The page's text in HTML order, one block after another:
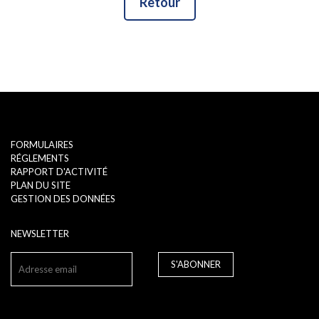
FORMULAIRES
RÉGLEMENTS
RAPPORT D'ACTIVITÉ
PLAN DU SITE
GESTION DES DONNÉES
NEWSLETTER
S'ABONNER